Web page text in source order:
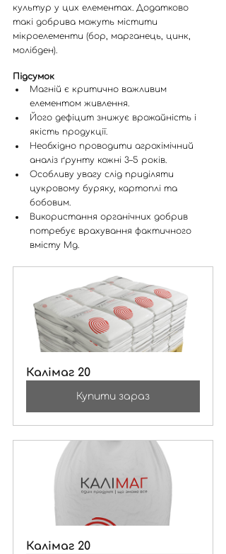
культур у цих елементах. Додатково
такі добрива можуть містити
мікроелементи (бор, марганець, цинк,
молібден).
Підсумок
Магній є критично важливим
елементом живлення.
Його дефіцит знижує врожайність і
якість продукції.
Необхідно проводити агрохімічний
аналіз ґрунту кожні 3–5 років.
Особливу увагу слід приділяти
цукровому буряку, картоплі та
бобовим.
Використання органічних добрив
потребує врахування фактичного
вмісту Mg.
Калімаг 20
Купити зараз
Калімаг 20